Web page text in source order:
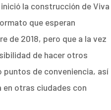
la construcción de Viva
que esperan
de 2018, pero que a la vez
de hacer otros
de conveniencia, así
en otras ciudades con